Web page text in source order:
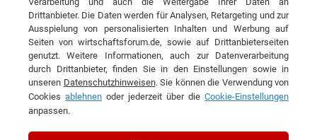
KONTAKT
Drittanbieter. Die Daten werden für Analysen, Retargeting und zur
Ausspielung von personalisierten Inhalten und Werbung auf
Seiten von wirtschaftsforum.de, sowie auf Drittanbieterseiten
genutzt. Weitere Informationen, auch zur Datenverarbeitung
durch Drittanbieter, finden Sie in den Einstellungen sowie in
unseren Datenschutzhinweisen. Sie können die Verwendung von
Cookies ablehnen oder jederzeit über die Cookie-Einstellungen
anpassen.